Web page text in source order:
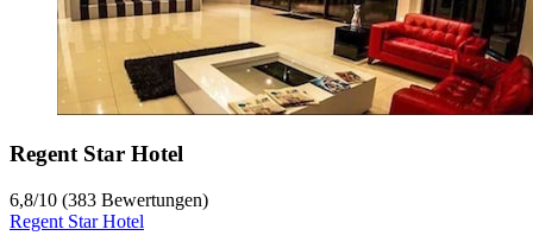
Regent Star Hotel
6,8/10 (383 Bewertungen)
Regent Star Hotel